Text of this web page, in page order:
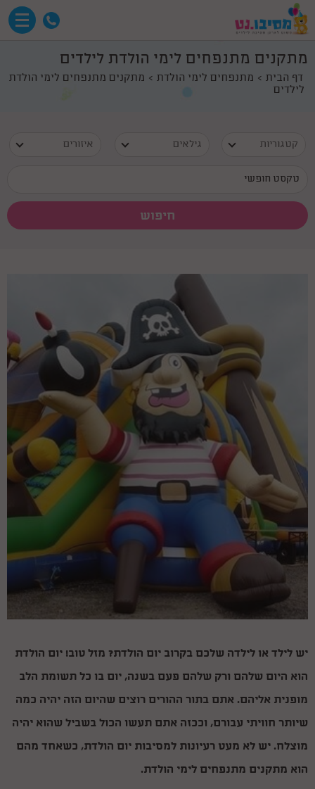
מתקנים מתנפחים לימי הולדת לילדים
דף הבית מתנפחים לימי הולדת
מתקנים מתנפחים לימי הולדת
לילדים
קטגוריות גילאים איזורים
יש לילד או לילדה שלכם בקרוב יום הולדת? מזל טוב! יום הולדת
הוא היום שלהם ורק שלהם פעם בשנה, יום בו כל תשומת הלב
מופנית אליהם. אתם בתור ההורים רוצים שהיום הזה יהיה כמה
שיותר חוויתי עבורם, וככזה אתם תעשו הכול בשביל שהוא יהיה
מוצלח. יש לא מעט רעיונות למסיבות יום הולדת, כשאחד מהם
הוא מתקנים מתנפחים לימי הולדת.